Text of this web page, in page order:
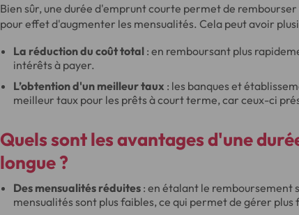
Bien sûr, une durée d'emprunt courte permet de
pour effet d'augmenter les mensualités. Cela peut avoir
La réduction du coût total : en remboursant plus
intérêts à payer.
L’obtention d'un meilleur taux : les banques et
meilleur taux pour les prêts à court terme, car ceux-ci
Quels sont les avantages d'une
longue ?
Des mensualités réduites : en étalant le remboursement
mensualités sont plus faibles, ce qui permet de gérer